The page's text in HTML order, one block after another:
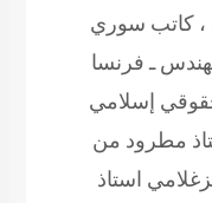
، كاتب سوري
ـ فرنسا
إسلامي
مطرود من
استاذ